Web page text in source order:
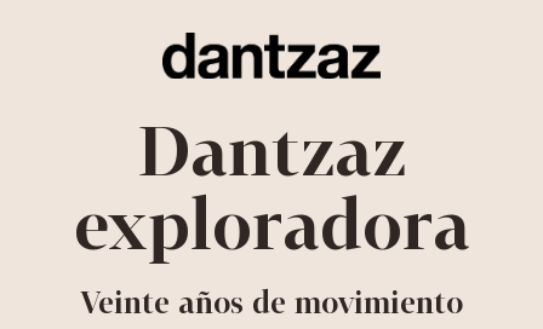
Dantzaz
exploradora
Veinte años de movimiento